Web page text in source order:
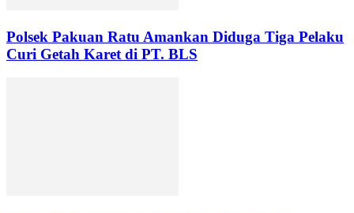
Polsek Pakuan Ratu Amankan Diduga Tiga Pelaku
Curi Getah Karet di PT. BLS